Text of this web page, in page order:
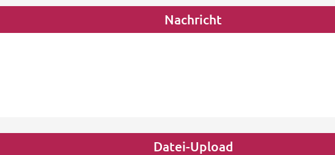
Nachricht
Datei-Upload